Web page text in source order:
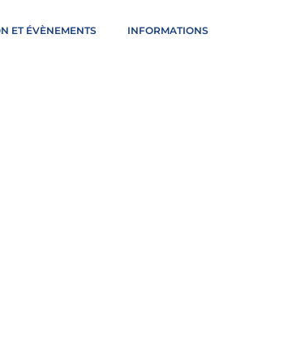
ET ÉVÈNEMENTS INFORMATIONS